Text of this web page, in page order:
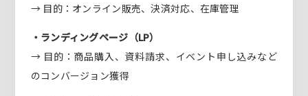
→ 目的：オンライン販売、決済対応、在庫管理
・ランディングページ（LP）
→ 目的：商品購入、資料請求、イベント申し込みなど
のコンバージョン獲得